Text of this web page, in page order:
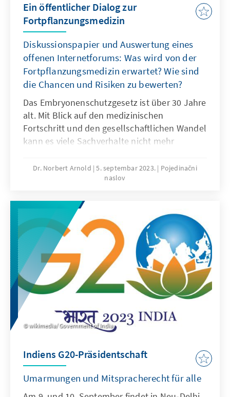
Ein öffentlicher Dialog zur
Fortpflanzungsmedizin
Diskussionspapier und Auswertung eines
offenen Internetforums: Was wird von der
Fortpflanzungsmedizin erwartet? Wie sind
die Chancen und Risiken zu bewerten?
Das Embryonenschutzgesetz ist über 30 Jahre
alt. Mit Blick auf den medizinischen
Fortschritt und den gesellschaftlichen Wandel
kann es viele Sachverhalte nicht mehr
und in Fachkreisen Überlegungen für eine
zeitgemäße Gesetzgebung zur
offenen Internetforum haben Leopoldina und
Konrad-Adenauer-Stiftung die Chancen und
Risiken der Fortpflanzungsmedizin zur
Diskussion gestellt. Ziel war es, die Debatte in
eine breitere gesellschaftliche Öffentlichkeit
zu tragen.
Dr. Norbert Arnold 5. septembar 2023.
Pojedinačni
naslov
wikimedia/ Government of India
Indiens G20-Präsidentschaft
Umarmungen und Mitspracherecht für alle